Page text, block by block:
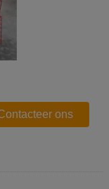
ons